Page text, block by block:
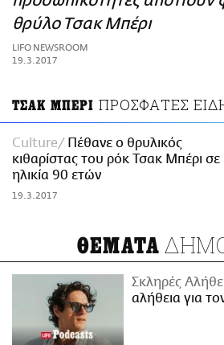
ΑΜΠΑ
PRINT
θρύλο Τσακ Μπέρι
LIFO NEWSROOM
19.3.2017
ΤΣΑΚ ΜΠΕΡΙ ΠΡΟΣΦΑΤΕΣ
Culture
Πέθανε ο θρυλικός
κιθαρίστας του ρόκ Τσακ Μπέρι σε
ηλικία 90 ετών
19.3.2017
ΘΕΜΑΤΑ
Σκληρές
αλήθεια για